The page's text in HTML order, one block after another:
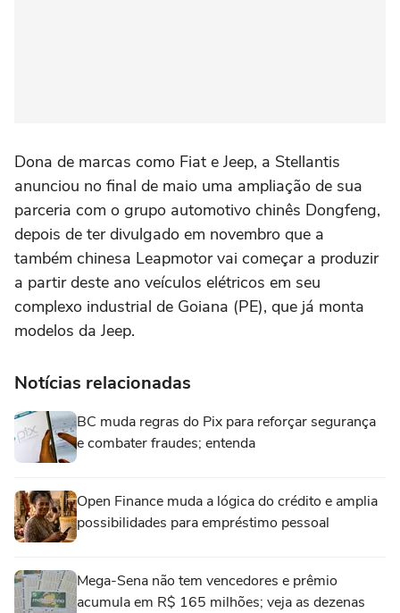
Dona de marcas como Fiat e Jeep, a Stellantis
anunciou no final de maio uma ampliação de sua
parceria com o grupo automotivo chinês Dongfeng,
depois de ter ⁠divulgado em novembro que a
também chinesa Leapmotor vai começar a produzir
a partir deste ‌ano veículos elétricos em seu
complexo industrial de Goiana (PE), que já monta
modelos da Jeep.
Notícias relacionadas
BC muda regras do Pix para reforçar segurança
e combater fraudes; entenda
Open Finance muda a lógica do crédito e amplia
possibilidades para empréstimo pessoal
Mega-Sena não tem vencedores e prêmio
acumula em R$ 165 milhões; veja as dezenas